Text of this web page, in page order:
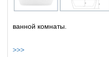
ванной комнаты.
>>>